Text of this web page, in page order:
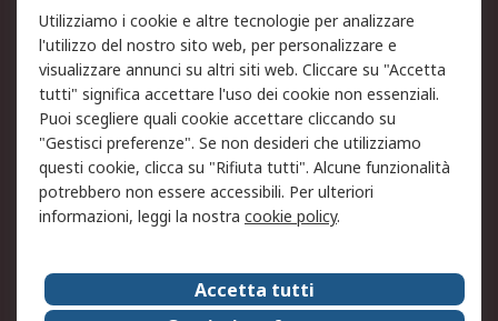
Informativa Cookie
Informativa Privacy -
Aggiornata
Email Security
Termini d'uso
Condizioni di vendita
Condizioni generali di
servizio
Etica e responsabilità
Chi Siamo
Chi Siamo
Contattaci
Supporto
ESG
Utilizziamo i cookie e altre tecnologie per analizzare
l'utilizzo del nostro sito web, per personalizzare e
visualizzare annunci su altri siti web. Cliccare su "Accetta
tutti" significa accettare l'uso dei cookie non essenziali.
Puoi scegliere quali cookie accettare cliccando su
"Gestisci preferenze". Se non desideri che utilizziamo
questi cookie, clicca su "Rifiuta tutti". Alcune funzionalità
potrebbero non essere accessibili. Per ulteriori
informazioni, leggi la nostra cookie policy.
Accetta tutti